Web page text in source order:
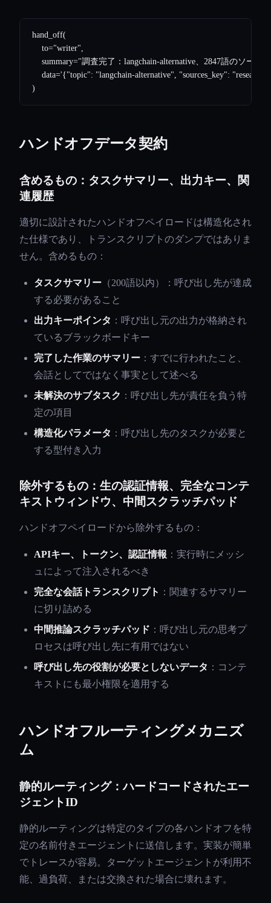
hand_off(
    to="writer",
summary="調査完了：langchain-alternative、2847語のソース
data='{"topic": "langchain-alternative", "sources_key":
ハンドオフデータ契約
含めるもの：タスクサマリー、出力キー、関
連履歴
適切に設計されたハンドオフペイロードは構造化され
た仕様であり、トランスクリプトのダンプではありま
せん。含めるもの：
タスクサマリー （200語以内）：呼び出し先が達成
する必要があること
出力キーポインタ ：呼び出し元の出力が格納され
ているブラックボードキー
完了した作業のサマリー ：すでに行われたこと、
会話としてではなく事実として述べる
未解決のサブタスク ：呼び出し先が責任を負う特
定の項目
構造化パラメータ ：呼び出し先のタスクが必要と
する型付き入力
除外するもの：生の認証情報、完全なコンテ
キストウィンドウ、中間スクラッチパッド
ハンドオフペイロードから除外するもの：
APIキー、トークン、認証情報 ：実行時にメッシ
ュによって注入されるべき
完全な会話トランスクリプト ：関連するサマリー
に切り詰める
中間推論スクラッチパッド ：呼び出し元の思考プ
ロセスは呼び出し先に有用ではない
呼び出し先の役割が必要としないデータ ：コンテ
キストにも最小権限を適用する
ハンドオフルーティングメカニズ
ム
静的ルーティング：ハードコードされたエー
ジェントID
静的ルーティングは特定のタイプの各ハンドオフを特
定の名前付きエージェントに送信します。実装が簡単
でトレースが容易。ターゲットエージェントが利用不
能、過負荷、または交換された場合に壊れます。